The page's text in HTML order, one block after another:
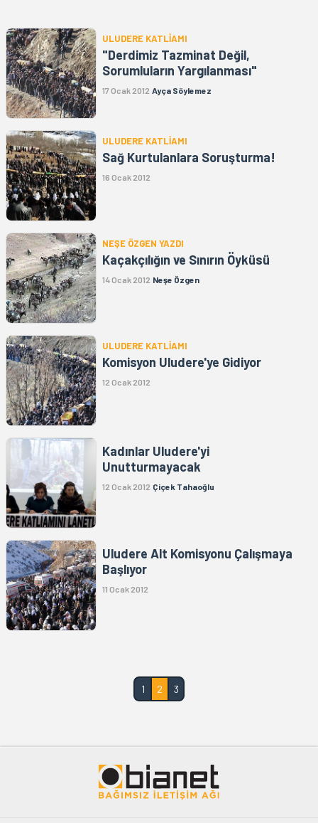
ULUDERE KATLİAMI
"Derdimiz Tazminat Değil,
Sorumluların Yargılanması"
17 Ocak 2012 Ayça Söylemez
ULUDERE KATLİAMI
Sağ Kurtulanlara Soruşturma!
16 Ocak 2012
NEŞE ÖZGEN YAZDI
Kaçakçılığın ve Sınırın Öyküsü
14 Ocak 2012 Neşe Özgen
ULUDERE KATLİAMI
Komisyon Uludere'ye Gidiyor
12 Ocak 2012
Kadınlar Uludere'yi
Unutturmayacak
12 Ocak 2012 Çiçek Tahaoğlu
Uludere Alt Komisyonu Çalışmaya
Başlıyor
11 Ocak 2012
1 2 3